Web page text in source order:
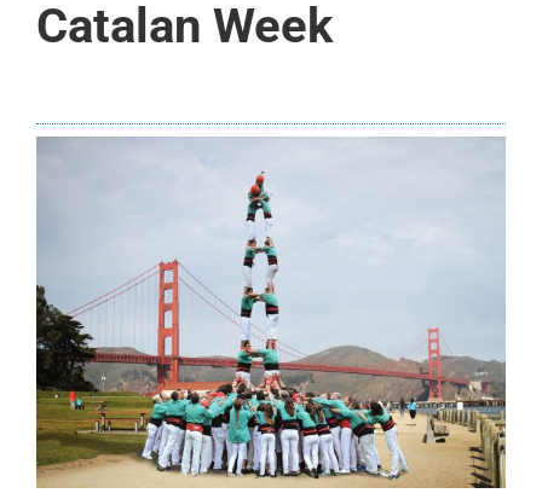
Catalan Week